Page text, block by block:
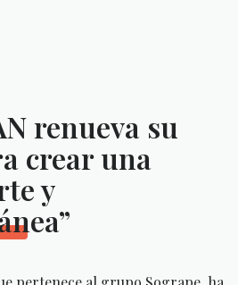
renueva su
crear una
y